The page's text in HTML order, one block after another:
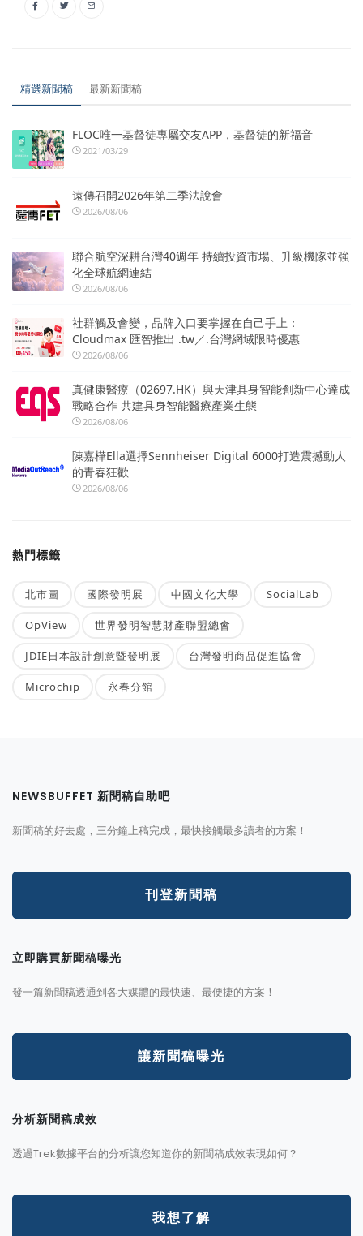
精選新聞稿 最新新聞稿
FLOC唯一基督徒專屬交友APP，基督徒的新福音
2021/03/29
遠傳召開2026年第二季法說會
2026/08/06
聯合航空深耕台灣40週年 持續投資市場、升級機隊並強
化全球航網連結
2026/08/06
社群觸及會變，品牌入口要掌握在自己手上：
Cloudmax 匯智推出 .tw／.台灣網域限時優惠
2026/08/06
真健康醫療（02697.HK）與天津具身智能創新中心達成
戰略合作 共建具身智能醫療產業生態
2026/08/06
陳嘉樺Ella選擇Sennheiser Digital 6000打造震撼動人
的青春狂歡
2026/08/06
熱門標籤
北市圖 國際發明展 中國文化大學 SocialLab
OpView 世界發明智慧財產聯盟總會
JDIE日本設計創意暨發明展 台灣發明商品促進協會
Microchip 永春分館
NEWSBUFFET 新聞稿自助吧
新聞稿的好去處，三分鐘上稿完成，最快接觸最多讀者的方案！
刊登新聞稿
立即購買新聞稿曝光
發一篇新聞稿透通到各大媒體的最快速、最便捷的方案！
讓新聞稿曝光
分析新聞稿成效
透過Trek數據平台的分析讓您知道你的新聞稿成效表現如何？
我想了解